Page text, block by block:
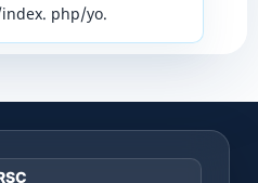
php/yo.